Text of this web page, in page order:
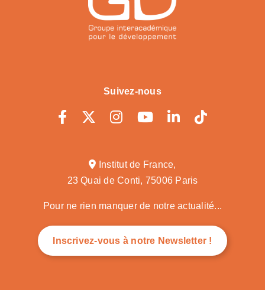
Suivez-nous
Institut de France,
23 Quai de Conti, 75006 Paris
Pour ne rien manquer de notre actualité...
Inscrivez-vous à notre Newsletter !